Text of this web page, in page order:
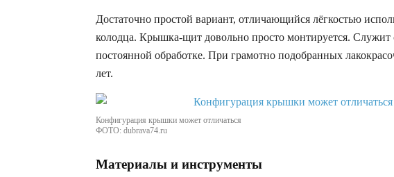
Достаточно простой вариант, отличающийся лёгкостью
колодца. Крышка-щит довольно просто монтируется. Служит
постоянной обработке. При грамотно подобранных
лет.
Конфигурация крышки может отличаться
ФОТО: dubrava74.ru
Материалы и инструменты